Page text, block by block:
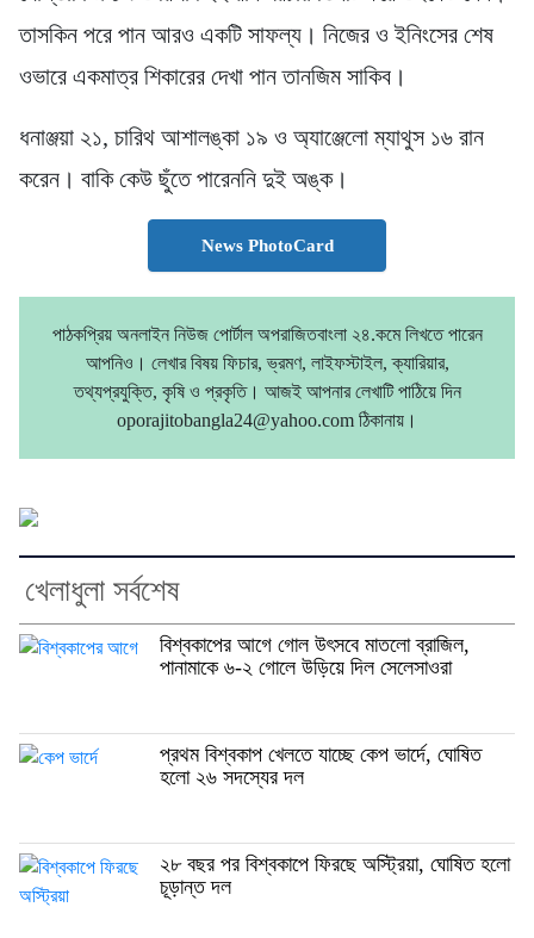
তাসকিন পরে পান আরও একটি সাফল্য। নিজের ও ইনিংসের শেষ
ওভারে একমাত্র শিকারের দেখা পান তানজিম সাকিব।
ধনাঞ্জয়া ২১, চারিথ আশালঙ্কা ১৯ ও অ্যাঞ্জেলো ম্যাথুস ১৬ রান
করেন। বাকি কেউ ছুঁতে পারেননি দুই অঙ্ক।
News PhotoCard
পাঠকপ্রিয় অনলাইন নিউজ পোর্টাল অপরাজিতবাংলা ২৪.কমে লিখতে পারেন
আপনিও। লেখার বিষয় ফিচার, ভ্রমণ, লাইফস্টাইল, ক্যারিয়ার,
তথ্যপ্রযুক্তি, কৃষি ও প্রকৃতি। আজই আপনার লেখাটি পাঠিয়ে দিন
oporajitobangla24@yahoo.com ঠিকানায়।
খেলাধুলা সর্বশেষ
বিশ্বকাপের আগে গোল উৎসবে মাতলো ব্রাজিল,
পানামাকে ৬-২ গোলে উড়িয়ে দিল সেলেসাওরা
প্রথম বিশ্বকাপ খেলতে যাচ্ছে কেপ ভার্দে, ঘোষিত
হলো ২৬ সদস্যের দল
২৮ বছর পর বিশ্বকাপে ফিরছে অস্ট্রিয়া, ঘোষিত হলো
চূড়ান্ত দল